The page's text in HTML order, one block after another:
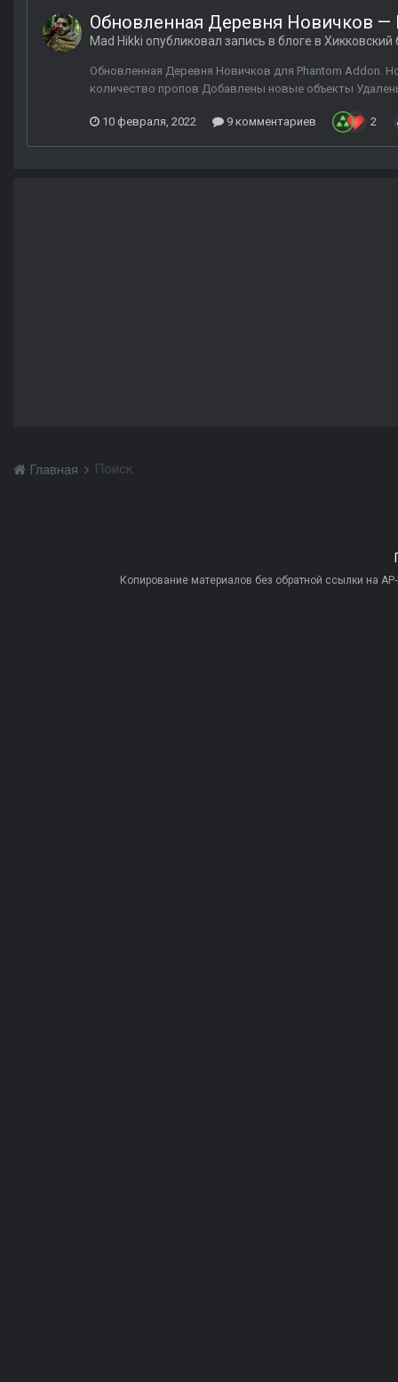
Обновленная Деревня Новичков —
Mad Hikki опубликовал запись в блоге в Хикковский
Обновленная Деревня Новичков для Phantom Addon.
количество пропов Добавлены новые объекты
10 февраля, 2022 9 комментариев 2
Главная Поиск
Копирование материалов без обратной ссылки на